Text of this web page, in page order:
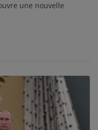
une nouvelle